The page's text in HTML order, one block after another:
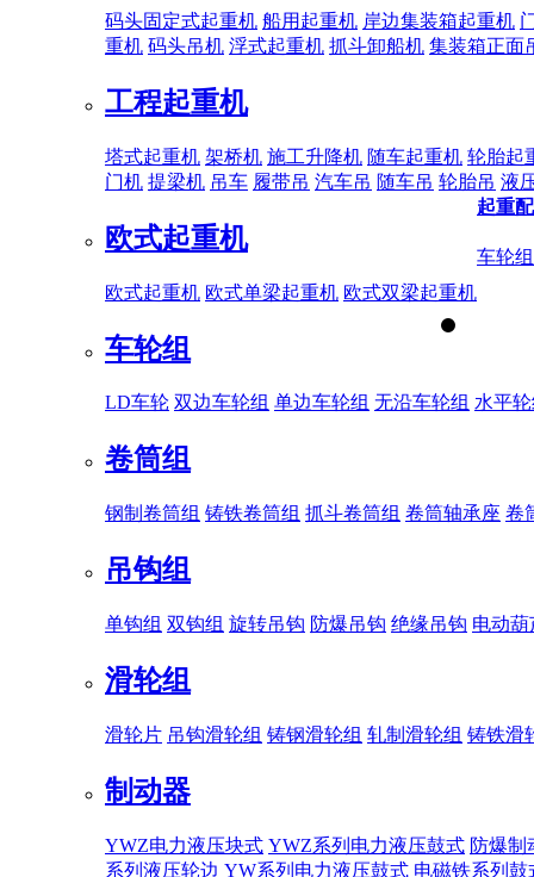
码头固定式起重机 船用起重机 岸边集装箱起重机
重机 码头吊机 浮式起重机 抓斗卸船机 集装箱正面
工程起重机
塔式起重机 架桥机 施工升降机 随车起重机 轮胎起
门机 提梁机 吊车 履带吊 汽车吊 随车吊 轮胎吊 液
欧式起重机
欧式起重机 欧式单梁起重机 欧式双梁起重机
起重
车轮组
车轮组
LD车轮 双边车轮组 单边车轮组 无沿车轮组 水平
卷筒组
钢制卷筒组 铸铁卷筒组 抓斗卷筒组 卷筒轴承座 卷
吊钩组
单钩组 双钩组 旋转吊钩 防爆吊钩 绝缘吊钩 电动
滑轮组
滑轮片 吊钩滑轮组 铸钢滑轮组 轧制滑轮组 铸铁滑
制动器
YWZ电力液压块式 YWZ系列电力液压鼓式 防爆制
系列液压轮边 YW系列电力液压鼓式 电磁铁系列鼓